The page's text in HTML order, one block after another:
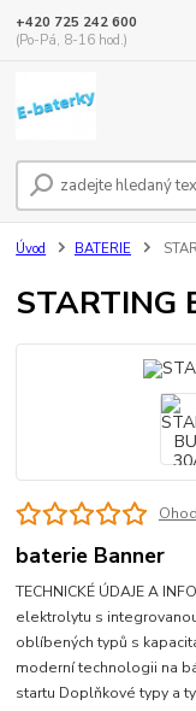
+420 725 242 600
(Po-Pá, 8-16 hod.)
Úvod BATERIE
STARTING
baterie Banner
TECHNICKÉ ÚDAJE A
elektrolytu s
oblíbených typů s
moderní technologii na
startu Doplňkové typy a